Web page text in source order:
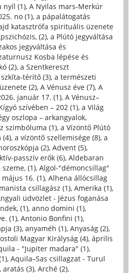
nyíl (1), A Nyilas mars-Merkúr
no (1), a pápalátogatás
katasztrófa spirituális üzenete
(2), a Plútó jegyváltása
jegyváltása és
Kosba lépése és
(2), a Szentkereszt
térítő (3), a természeti
(2), A Vénusz éve (7), A
január 17. (1), A Vénusz–
szívében – 202 (1), a Világ
oszlopa – arkangyalok,
szimbóluma (1), a Vízöntő Plútó
(4), a vízöntő szellemisége (8), a
(2), Advent (5),
passzív erők (6), Aldebaran
(1), Algol-"démoncsillag"
16. (1), Alhena állócsillag
csillagász (1), Amerika (1),
üdvözlet - Jézus foganása
(1), anno domini (1),
(1), Antonio Bonfini (1),
(3), anyaméh (1), Anyaság (2),
Magyar Királyság (4), április
- "Jupiter madara" (1),
, Aquila–Sas csillagzat - Turul
aratás (3), Arché (2),